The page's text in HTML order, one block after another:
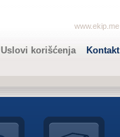
www.ekip.me
Uslovi korišćenja Kontakt